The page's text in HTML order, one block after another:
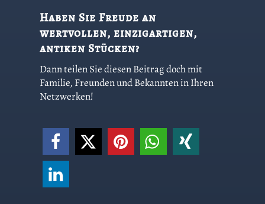
Haben Sie Freude an
wertvollen, einzigartigen,
antiken Stücken?
Dann teilen Sie diesen Beitrag doch mit
Familie, Freunden und Bekannten in Ihren
Netzwerken!